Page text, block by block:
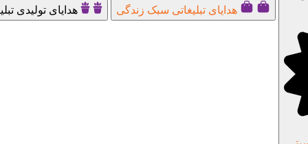
هدایای تبلیغاتی سبک زندگی هدایای تولیدی